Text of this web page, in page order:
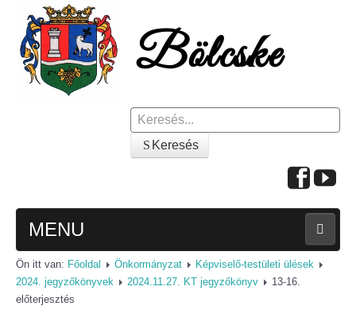
Keresés
Keresés
MENU
FŐOLDAL
Ön itt van: Főoldal Önkormányzat
Képviselő-testületi ülések
2024. jegyzőkönyvek
2024.11.27. KT jegyzőkönyv
13-16.
előterjesztés